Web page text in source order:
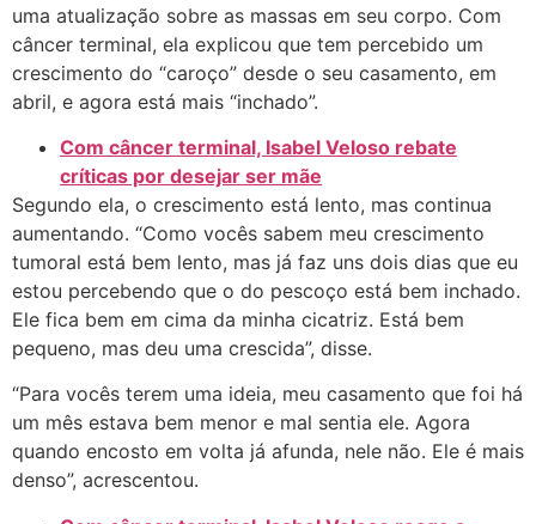
uma atualização sobre as massas em seu corpo. Com
câncer terminal, ela explicou que tem percebido um
crescimento do “caroço” desde o seu casamento, em
abril, e agora está mais “inchado”.
Com câncer terminal, Isabel Veloso rebate
críticas por desejar ser mãe
Segundo ela, o crescimento está lento, mas continua
aumentando. “Como vocês sabem meu crescimento
tumoral está bem lento, mas já faz uns dois dias que eu
estou percebendo que o do pescoço está bem inchado.
Ele fica bem em cima da minha cicatriz. Está bem
pequeno, mas deu uma crescida”, disse.
“Para vocês terem uma ideia, meu casamento que foi há
um mês estava bem menor e mal sentia ele. Agora
quando encosto em volta já afunda, nele não. Ele é mais
denso”, acrescentou.